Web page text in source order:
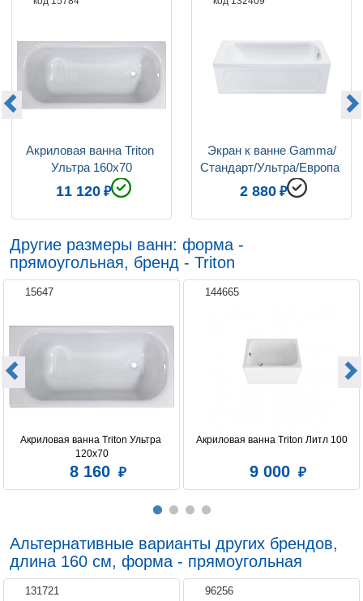
Акриловая ванна Triton
Ультра 160x70
11 120
Экран к ванне Gamma/
Стандарт/Ультра/Европа
160
2 880
Другие размеры ванн: форма -
прямоугольная, бренд - Triton
15647
Акриловая ванна Triton Ультра
120x70
8 160
144665
Акриловая ванна Triton Литл 100
9 000
Альтернативные варианты других брендов,
длина 160 см, форма - прямоугольная
131721 96256